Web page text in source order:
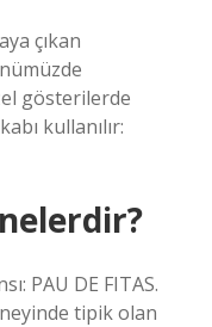
çıkan
gösterilerde
kullanılır:
PAU DE FITAS.
tipik olan